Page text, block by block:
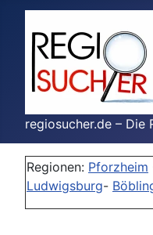
regiosucher.de – Die
Regionen: Pforzheim
Ludwigsburg-